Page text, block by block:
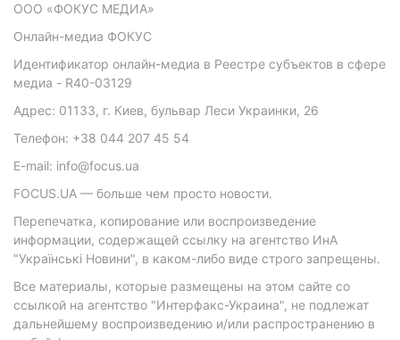
ООО «ФОКУС МЕДИА»
Онлайн-медиа ФОКУС
Идентификатор онлайн-медиа в Реестре субъектов в сфере
медиа - R40-03129
Адрес: 01133, г. Киев, бульвар Леси Украинки, 26
Телефон: +38 044 207 45 54
E-mail: info@focus.ua
FOCUS.UA — больше чем просто новости.
Перепечатка, копирование или воспроизведение
информации, содержащей ссылку на агентство ИнА
"Українські Новини", в каком-либо виде строго запрещены.
Все материалы, которые размещены на этом сайте со
ссылкой на агентство "Интерфакс-Украина", не подлежат
дальнейшему воспроизведению и/или распространению в